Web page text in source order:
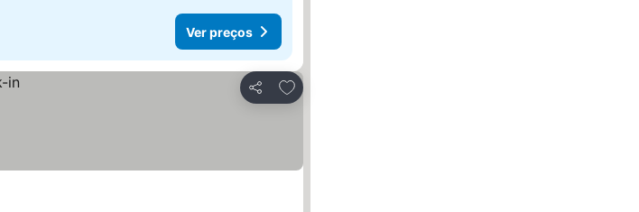
Ver preços
Partilhar
Adicionar aos favoritos